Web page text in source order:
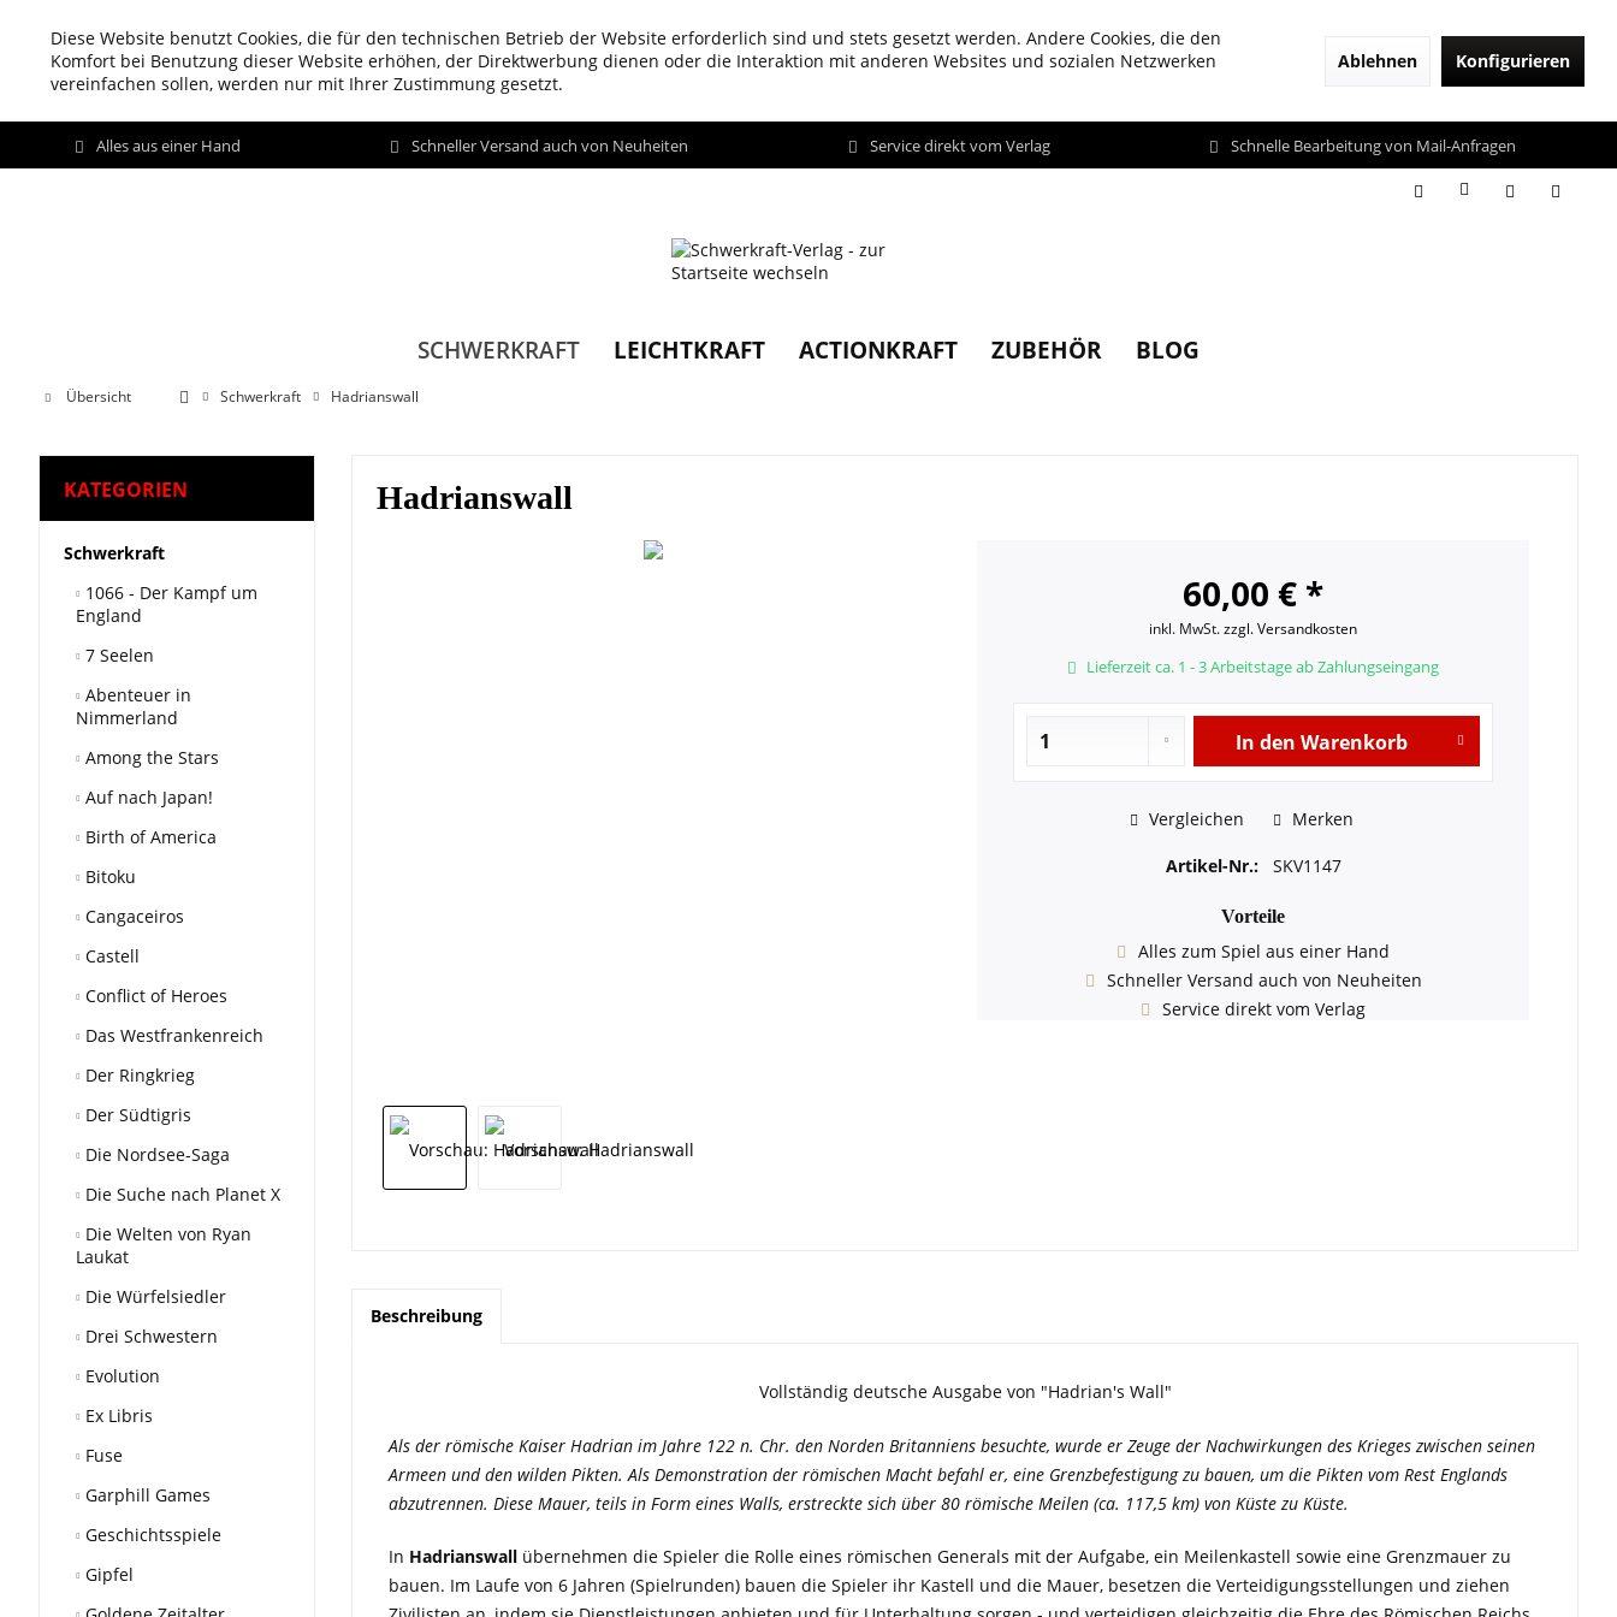
Diese Website benutzt Cookies, die für den technischen Betrieb der Website erforderlich sind und stets gesetzt werden. Andere Cookies, die den
Komfort bei Benutzung dieser Website erhöhen, der Direktwerbung dienen oder die Interaktion mit anderen Websites und sozialen Netzwerken
vereinfachen sollen, werden nur mit Ihrer Zustimmung gesetzt.
Ablehnen Konfigurieren
Alles aus einer Hand Schneller Versand auch von Neuheiten Service direkt vom Verlag Schnelle Bearbeitung von Mail-Anfragen
SCHWERKRAFT LEICHTKRAFT ACTIONKRAFT ZUBEHÖR BLOG
Übersicht Schwerkraft Hadrianswall
KATEGORIEN
Schwerkraft
1066 - Der Kampf um
England
7 Seelen
Abenteuer in
Nimmerland
Among the Stars
Auf nach Japan!
Birth of America
Bitoku
Cangaceiros
Castell
Conflict of Heroes
Das Westfrankenreich
Der Ringkrieg
Der Südtigris
Die Nordsee-Saga
Die Suche nach Planet X
Die Welten von Ryan
Laukat
Die Würfelsiedler
Drei Schwestern
Evolution
Ex Libris
Fuse
Garphill Games
Geschichtsspiele
Gipfel
Hadrianswall
60,00 € *
inkl. MwSt.zzgl. Versandkosten
Lieferzeit ca. 1 - 3 Arbeitstage ab Zahlungseingang
In den Warenkorb
Vergleichen Merken
Artikel-Nr.: SKV1147
Vorteile
Alles zum Spiel aus einer Hand
Schneller Versand auch von Neuheiten
Service direkt vom Verlag
Beschreibung
Vollständig deutsche Ausgabe von "Hadrian's Wall"
Als der römische Kaiser Hadrian im Jahre 122 n. Chr. den Norden Britanniens besuchte, wurde er Zeuge der Nachwirkungen des Krieges zwischen seinen
Armeen und den wilden Pikten. Als Demonstration der römischen Macht befahl er, eine Grenzbefestigung zu bauen, um die Pikten vom Rest Englands
abzutrennen. Diese Mauer, teils in Form eines Walls, erstreckte sich über 80 römische Meilen (ca. 117,5 km) von Küste zu Küste.
In Hadrianswall übernehmen die Spieler die Rolle eines römischen Generals mit der Aufgabe, ein Meilenkastell sowie eine Grenzmauer zu
bauen. Im Laufe von 6 Jahren (Spielrunden) bauen die Spieler ihr Kastell und die Mauer, besetzen die Verteidigungsstellungen und ziehen